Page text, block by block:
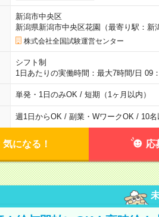
新潟市中央区
新潟県新潟市中央区花園（最寄り駅：新
株式会社全国試験運営センター
シフト制
1日あたりの実働時間：最大7時間/日
単発・1日のみOK / 短期（1ヶ月以内）
週1日からOK / 副業・WワークOK / 10
気になる！ 応